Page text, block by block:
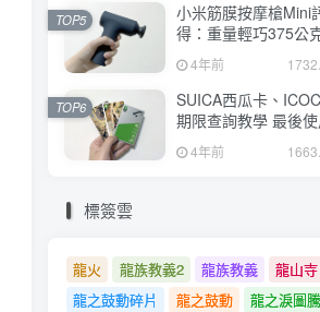
小米筋膜按摩槍Mini
得：重量輕巧375公
替換頭和3種模式、
2295元
4年前
TOP5
SUICA西瓜卡、
期限查詢教學 最後
年內都有效 Android
適用4年前
TOP6
標簽雲
龍火 龍族教義2 龍族教義
龍山寺
龍之鼓動碎片
龍之鼓動
龍之淚圖騰